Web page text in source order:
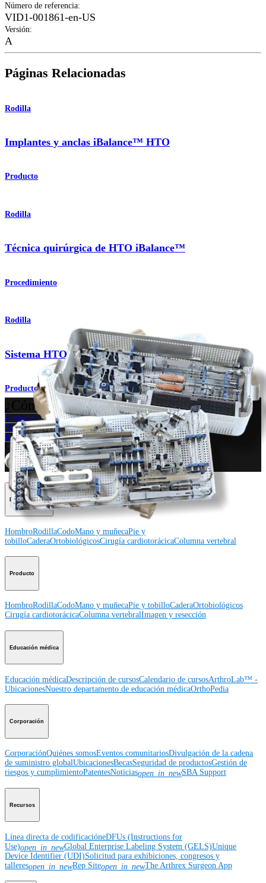
Número de referencia:
VID1-001861-en-US
Versión:
A
Páginas Relacionadas
Rodilla
Implantes y anclas iBalance™ HTO
Producto
Rodilla
Técnica quirúrgica de HTO iBalance™
Procedimiento
Rodilla
Sistema HTO iBalance™
Producto
¿Cómo podemos ayudarlo?
Contacte a un representante
Ver eventos, laboratorios y oportunidades educativas
Regístrese para recibir: ¿Qué hay de nuevo en Arthrex?
Conéctese con nosotros
Procedimiento
HombroRodillaCodoMano y muñecaPie y
tobilloCaderaOrtobiológicosCirugía cardiotorácicaColumna vertebral
Producto
HombroRodillaCodoMano y muñecaPie y tobilloCaderaOrtobiológicos
Cirugía cardiotorácicaColumna vertebralImagen y resección
Educación médica
Educación médicaDescripción de cursosCalendario de cursosArthroLab™ -
UbicacionesNuestro departamento de educación médicaOrthoPedia
Corporación
CorporaciónQuiénes somosEventos comunitariosDivulgación de la cadena
de suministro globalUbicacionesBecasSeguridad de productosGestión de
riesgos y cumplimientoPatentesNoticiasopen_in_newSBA Support
Recursos
Línea directa de codificacióneDFUs (Instructions for
Use)open_in_newGlobal Enterprise Labeling System (GELS)Unique
Device Identifier (UDI)Solicitud para exhibiciones, congresos y
talleresopen_in_newRep Siteopen_in_newThe Arthrex Surgeon App